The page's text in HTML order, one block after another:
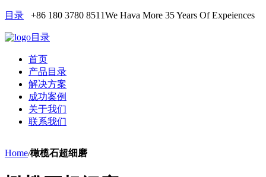
目录 +86 180 3780 8511We Hava More 35 Years Of Expeiences
目录
首页
产品目录
解决方案
成功案例
关于我们
联系我们
Home/橄榄石超细磨